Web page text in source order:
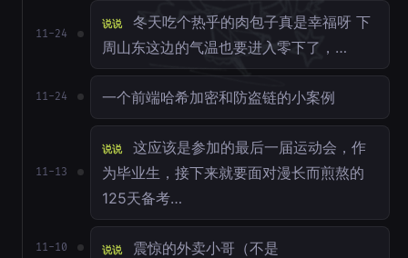
11-24
说说
冬天吃个热乎的肉包子真是幸福呀 下
周山东这边的气温也要进入零下了，…
11-24 一个前端哈希加密和防盗链的小案例
11-13
说说
这应该是参加的最后一届运动会，作
为毕业生，接下来就要面对漫长而煎熬的
125天备考…
11-10 说说 震惊的外卖小哥（不是